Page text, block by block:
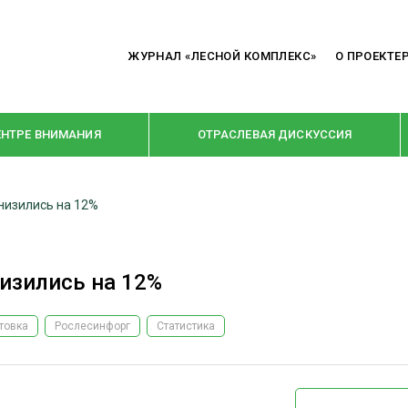
ЖУРНАЛ «ЛЕСНОЙ КОМПЛЕКС» О ПРОЕКТЕ
ВНИМАНИЯ ОТРАСЛЕВАЯ ДИСКУССИЯ
ДОМОСТРОЕНИЕ ВЗГЛЯД ИЗНУТРИ
ПРЕДПРИЯТИЯ ЛПК
на 12%
на 12%
Рослесинфорг Статистика